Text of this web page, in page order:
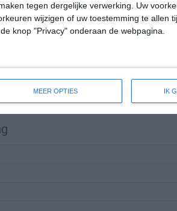
tegen dergelijke verwerking. Uw
wijzigen of uw toestemming te allen
knop "Privacy" onderaan de webpagina.
MEER OPTIES IK